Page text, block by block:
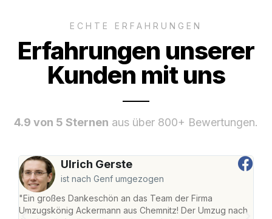
ECHTE ERFAHRUNGEN
Erfahrungen unserer
Kunden mit uns
4.9 von 5 Sternen aus über 800+ Bewertungen.
Ulrich Gerste
ist nach Genf umgezogen
"Ein großes Dankeschön an das Team der Firma
Umzugskönig Ackermann aus Chemnitz! Der Umzug nach